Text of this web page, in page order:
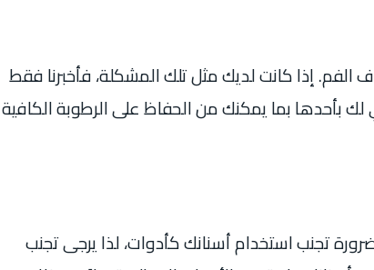
إذا كانت لديك مثل تلك المشكلة، فأخبرنا فقط
بأحدها بما يمكنك من الحفاظ على الرطوبة الكافية
تجنب استخدام أسنانك كأدوات، لذا يرجى تجنب